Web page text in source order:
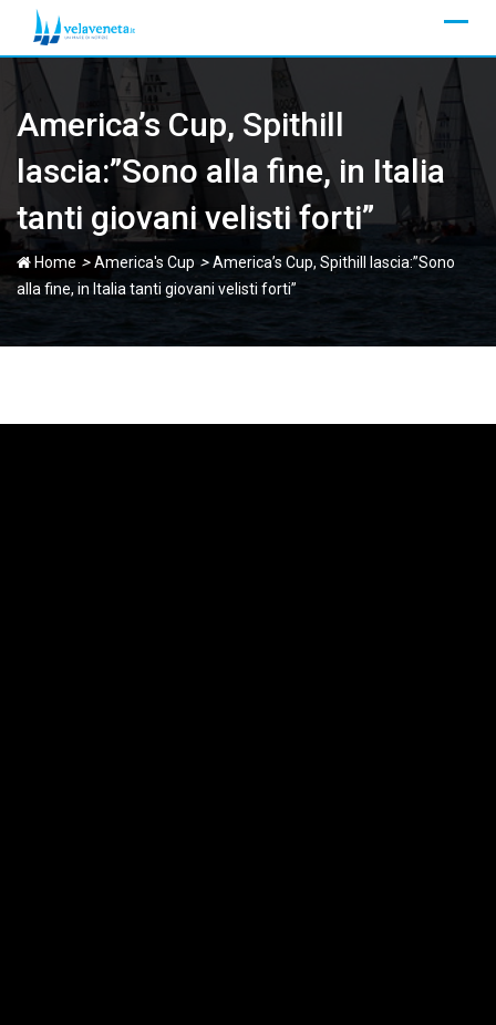
content
America’s Cup, Spithill
lascia:”Sono alla fine, in Italia
tanti giovani velisti forti”
Home >America's Cup >America’s Cup, Spithill lascia:”Sono
alla fine, in Italia tanti giovani velisti forti”